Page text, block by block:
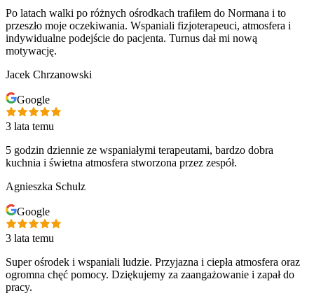
Po latach walki po różnych ośrodkach trafiłem do Normana i to
przeszło moje oczekiwania. Wspaniali fizjoterapeuci, atmosfera i
indywidualne podejście do pacjenta. Turnus dał mi nową
motywację.
Jacek Chrzanowski
Google
3 lata temu
5 godzin dziennie ze wspaniałymi terapeutami, bardzo dobra
kuchnia i świetna atmosfera stworzona przez zespół.
Agnieszka Schulz
Google
3 lata temu
Super ośrodek i wspaniali ludzie. Przyjazna i ciepła atmosfera oraz
ogromna chęć pomocy. Dziękujemy za zaangażowanie i zapał do
pracy.